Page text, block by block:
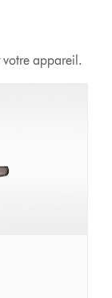
votre appareil.